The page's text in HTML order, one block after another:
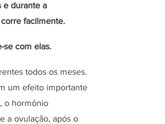
e durante a
facilmente.
se com elas.
todos os meses.
um efeito importante
o hormônio
a ovulação, após o